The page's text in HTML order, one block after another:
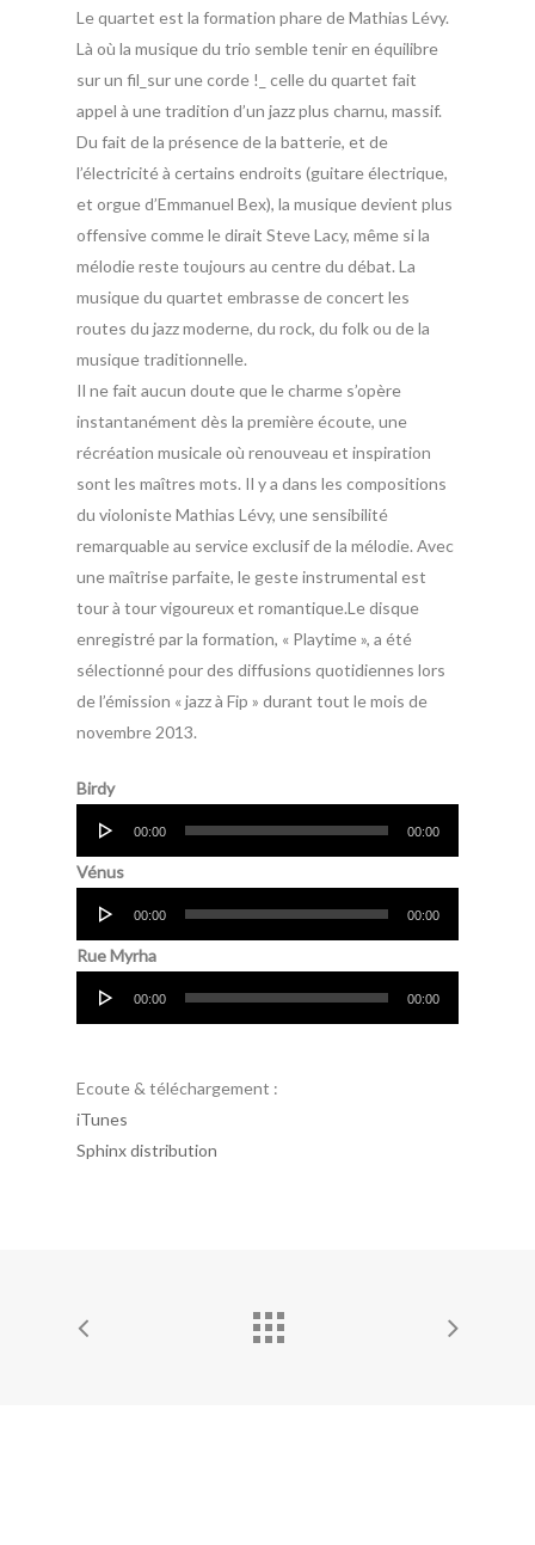
Le quartet est la formation phare de Mathias Lévy.
Là où la musique du trio semble tenir en équilibre
sur un fil_sur une corde !_ celle du quartet fait
appel à une tradition d’un jazz plus charnu, massif.
Du fait de la présence de la batterie, et de
l’électricité à certains endroits (guitare électrique,
et orgue d’Emmanuel Bex), la musique devient plus
offensive comme le dirait Steve Lacy, même si la
mélodie reste toujours au centre du débat. La
musique du quartet embrasse de concert les
routes du jazz moderne, du rock, du folk ou de la
musique traditionnelle.
Il ne fait aucun doute que le charme s’opère
instantanément dès la première écoute, une
récréation musicale où renouveau et inspiration
sont les maîtres mots. Il y a dans les compositions
du violoniste Mathias Lévy, une sensibilité
remarquable au service exclusif de la mélodie. Avec
une maîtrise parfaite, le geste instrumental est
tour à tour vigoureux et romantique.Le disque
enregistré par la formation, « Playtime », a été
sélectionné pour des diffusions quotidiennes lors
de l’émission « jazz à Fip » durant tout le mois de
novembre 2013.
BirdyLecteur
00:00 00:00
VénusLecteur
00:00 00:00
Rue MyrhaLecteur
00:00 00:00
Ecoute & téléchargement :
iTunes
Sphinx distribution